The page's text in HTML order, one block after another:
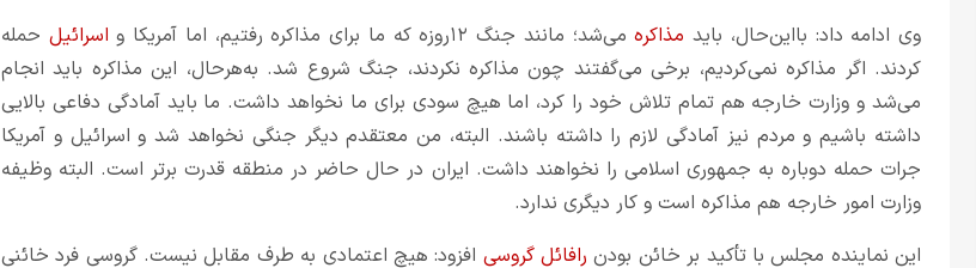
وی ادامه داد: بااین‌حال، باید مذاکرهمی‌شد؛ مانند جنگ ۱۲روزه که ما برای مذاکره رفتیم، اما آمریکا و اسرائیل حمله
کردند. اگر مذاکره نمی‌کردیم، برخی می‌گفتند چون مذاکره نکردند، جنگ شروع شد. به‌هرحال، این مذاکره باید انجام
می‌شد و وزارت خارجه هم تمام تلاش خود را کرد، اما هیچ سودی برای ما نخواهد داشت. ما باید آمادگی دفاعی بالایی
داشته باشیم و مردم نیز آمادگی لازم را داشته باشند. البته، من معتقدم دیگر جنگی نخواهد شد و اسرائیل و آمریکا
جرات حمله دوباره به جمهوری اسلامی را نخواهند داشت. ایران در حال حاضر در منطقه قدرت برتر است. البته وظیفه
وزارت امور خارجه هم مذاکره است و کار دیگری ندارد.
این نماینده مجلس با تأکید بر خائن بودن رافائل گروسی افزود: هیچ اعتمادی به طرف مقابل نیست. گروسی فرد خائنی